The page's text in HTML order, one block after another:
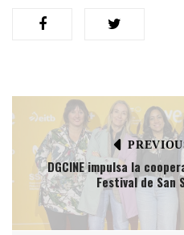
DGCINE impulsa la
Festival de San